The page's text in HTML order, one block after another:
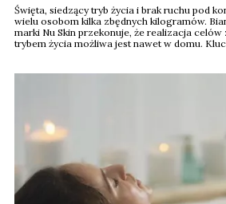
Święta, siedzący tryb życia i brak ruchu pod
wielu osobom kilka zbędnych kilogramów.
marki Nu Skin przekonuje, że realizacja
trybem życia możliwa jest nawet w domu.